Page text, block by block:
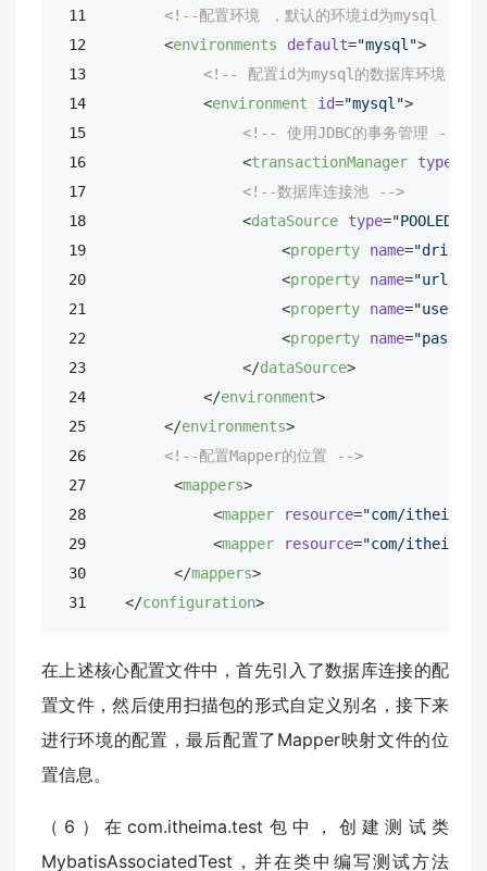
11 <!--配置环境 ，默认的环境id为mysql -->
12 <environments default="mysql">
13 <!-- 配置id为mysql的数据库环境 -->
14 <environment id="mysql">
15 <!-- 使用JDBC的事务管理 -->
16 <transactionManager type
17 <!--数据库连接池 -->
18 <dataSource type="POOLED"
19 <property name="driver"
20 <property name="url"
21 <property name=
22 <property name=
23 </dataSource>
24 </environment>
25 </environments>
26 <!--配置Mapper的位置 -->
27 <mappers>
28 <mapper resource="com/itheima/
29 <mapper resource="com/itheima/
30 </mappers>
31 </configuration>
在上述核心配置文件中，首先引入了数据库连接的配
置文件，然后使用扫描包的形式自定义别名，接下来
进行环境的配置，最后配置了Mapper映射文件的位
置信息。
（6）在com.itheima.test包中，创建测试类
MybatisAssociatedTest，并在类中编写测试方法